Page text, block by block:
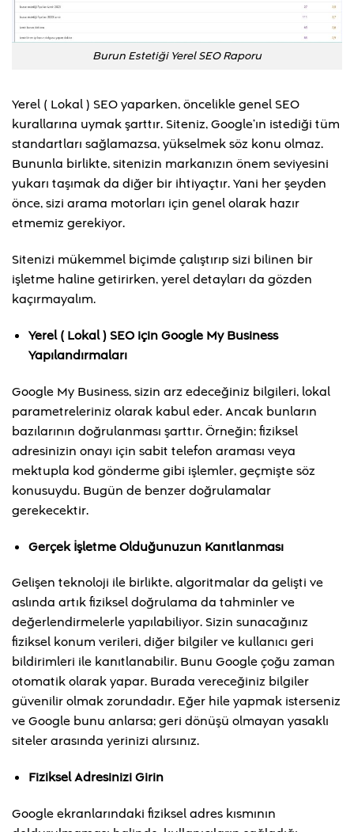
Burun Estetiği Yerel SEO Raporu
Yerel ( Lokal ) SEO yaparken, öncelikle genel SEO
kurallarına uymak şarttır. Siteniz, Google’ın istediği tüm
standartları sağlamazsa, yükselmek söz konu olmaz.
Bununla birlikte, sitenizin markanızın önem seviyesini
yukarı taşımak da diğer bir ihtiyaçtır. Yani her şeyden
önce, sizi arama motorları için genel olarak hazır
etmemiz gerekiyor.
Sitenizi mükemmel biçimde çalıştırıp sizi bilinen bir
işletme haline getirirken, yerel detayları da gözden
kaçırmayalım.
Yerel ( Lokal ) SEO için Google My Business
Yapılandırmaları
Google My Business, sizin arz edeceğiniz bilgileri, lokal
parametreleriniz olarak kabul eder. Ancak bunların
bazılarının doğrulanması şarttır. Örneğin; fiziksel
adresinizin onayı için sabit telefon araması veya
mektupla kod gönderme gibi işlemler, geçmişte söz
konusuydu. Bugün de benzer doğrulamalar
gerekecektir.
Gerçek İşletme Olduğunuzun Kanıtlanması
Gelişen teknoloji ile birlikte, algoritmalar da gelişti ve
aslında artık fiziksel doğrulama da tahminler ve
değerlendirmelerle yapılabiliyor. Sizin sunacağınız
fiziksel konum verileri, diğer bilgiler ve kullanıcı geri
bildirimleri ile kanıtlanabilir. Bunu Google çoğu zaman
otomatik olarak yapar. Burada vereceğiniz bilgiler
güvenilir olmak zorundadır. Eğer hile yapmak isterseniz
ve Google bunu anlarsa; geri dönüşü olmayan yasaklı
siteler arasında yerinizi alırsınız.
Fiziksel Adresinizi Girin
Google ekranlarındaki fiziksel adres kısmının